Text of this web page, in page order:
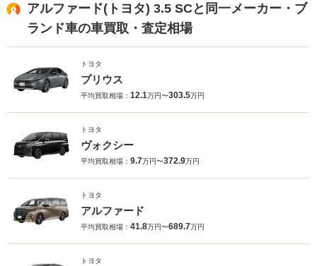
アルファード(トヨタ) 3.5 SCと同一メーカー・ブ
ランド車の車買取・査定相場
トヨタ
プリウス
平均買取相場： 12.1万円〜303.5万円
トヨタ
ヴォクシー
平均買取相場： 9.7万円〜372.9万円
トヨタ
アルファード
平均買取相場： 41.8万円〜689.7万円
トヨタ